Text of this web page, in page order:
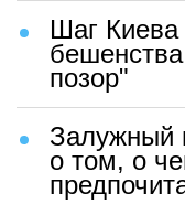
Шаг Киева
позор"
Залужный
о том, о